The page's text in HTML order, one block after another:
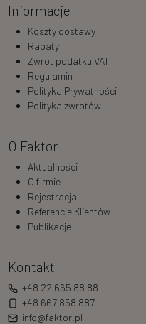
Informacje
Koszty dostawy
Rabaty
Zwrot podatku VAT
Regulamin
Polityka Prywatności
Polityka zwrotów
O Faktor
Aktualności
O firmie
Rejestracja
Referencje Klientów
Publikacje
Kontakt
+48 22 665 88 88
+48 667 858 887
info@faktor.pl